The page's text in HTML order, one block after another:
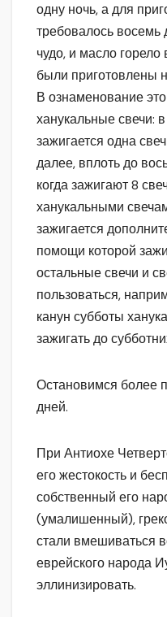
одну ночь, а для
требовалось восемь
чудо, и масло
были приготовлены
В ознаменование
ханукальные свечи:
зажигается одна
далее, вплоть до
когда зажигают 8
ханукальными
зажигается
помощи которой
остальные свечи и
пользоваться,
канун субботы
зажигать до
Остановимся более
дней.
При Антиохе
его жестокость и
собственный его
(умалишенный),
стали вмешиваться
еврейского народа
эллинизировать.